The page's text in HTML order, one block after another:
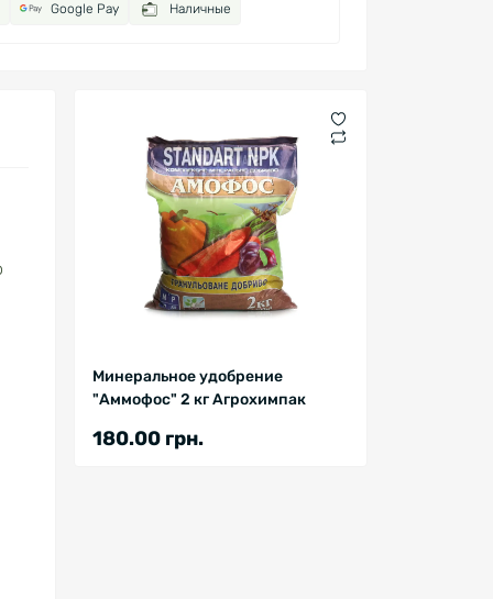
Google Pay Наличные
Минеральное удобрение
"Аммофос" 2 кг Агрохимпак
180.00 грн.